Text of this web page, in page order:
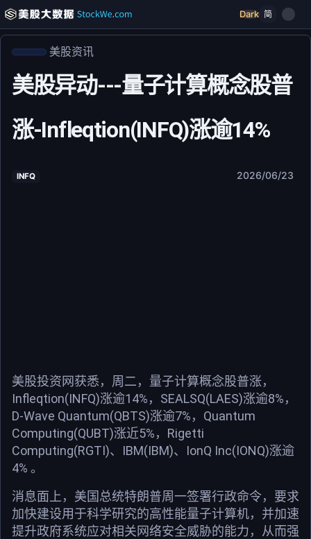
Dark 简
美股资讯
美股异动---量子计算概念股普
涨-Infleqtion(INFQ)涨逾14%
INFQ 2026/06/23
美股投资网获悉，周二，量子计算概念股普涨，
Infleqtion(INFQ)涨逾14%，SEALSQ(LAES)涨逾8%，
D-Wave Quantum(QBTS)涨逾7%，Quantum
Computing(QUBT)涨近5%，Rigetti
Computing(RGTI)、IBM(IBM)、IonQ Inc(IONQ)涨逾
4% 。
消息面上，美国总统特朗普周一签署行政命令，要求
加快建设用于科学研究的高性能量子计算机，并加速
提升政府系统应对相关网络安全威胁的能力，从而强